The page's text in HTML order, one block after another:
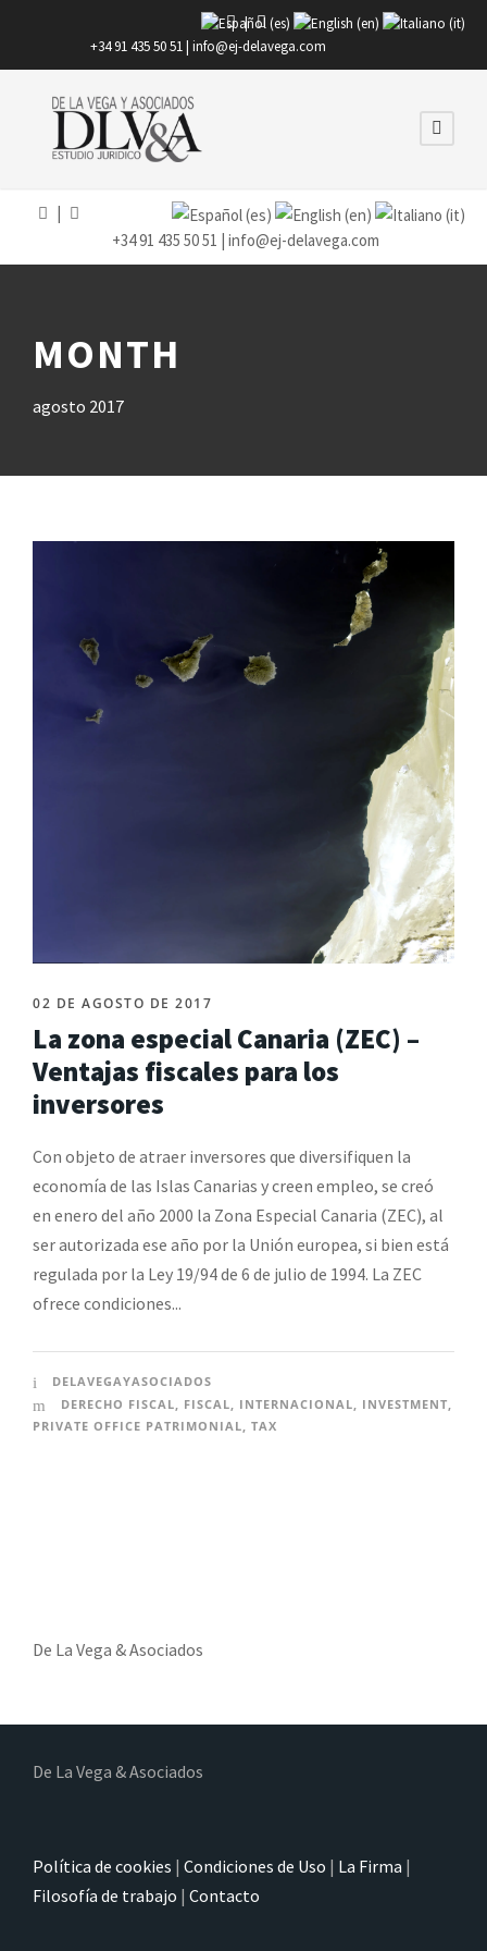
|
+34 91 435 50 51 | info@ej-delavega.com
+34 91 435 50 51 | info@ej-delavega.com
MONTH
agosto 2017
02 DE AGOSTO DE 2017
La zona especial Canaria (ZEC) –
Ventajas fiscales para los
inversores
Con objeto de atraer inversores que diversifiquen la
economía de las Islas Canarias y creen empleo, se creó
en enero del año 2000 la Zona Especial Canaria (ZEC), al
ser autorizada ese año por la Unión europea, si bien está
regulada por la Ley 19/94 de 6 de julio de 1994. La ZEC
ofrece condiciones...
DELAVEGAYASOCIADOS
DERECHO FISCAL, FISCAL, INTERNACIONAL, INVESTMENT,
PRIVATE OFFICE PATRIMONIAL TAX
De La Vega & Asociados
De La Vega & Asociados
Política de cookies | Condiciones de Uso | La Firma |
Filosofía de trabajo | Contacto